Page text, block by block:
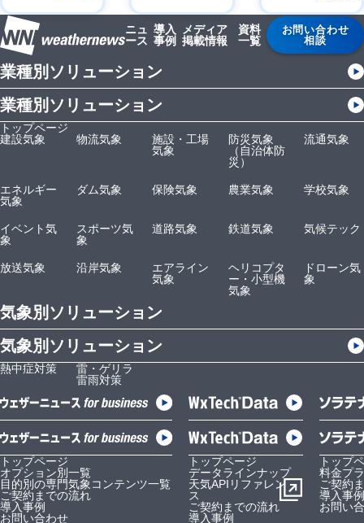
ニュ
ース
導入
事例
メディア
掲載情報
資料
一覧
お問い合わせ
相談
業種別ソリューション
業種別ソリューション
トップページ
建設気象
物流気象
施設・工場
気象
防災気象
（自治体防
災）
流通気象
エネルギー
気象
ダム気象 保険気象 農業気象 学校気象
イベント気
象
スポーツ気
象
道路気象 鉄道気象 気候テック
放送気象 沿岸気象
エアライン
気象
ヘリコプタ
ー・小型機
気象
ドローン気
象
気象別ソリューション
気象別ソリューション
熱中症対策
雷・ゲリラ
雷雨対策
トップページ
オプション別一覧
目的別の専門気象コンテンツ一覧
ご契約までの流れ
導入事例
お問い合わせ
トップページ
データラインナップ
天気APIリファレン
ス
ご契約までの流れ
導入事例
トップ
料金プ
ご契約
導入事
お問い